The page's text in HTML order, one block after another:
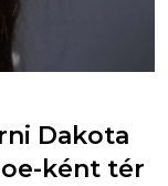
Dakota
ként tér